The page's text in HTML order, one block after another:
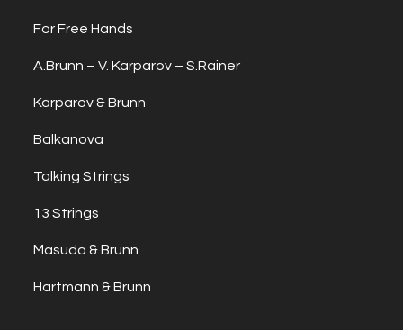
For Free Hands
A.Brunn – V. Karparov – S.Rainer
Karparov & Brunn
Balkanova
Talking Strings
13 Strings
Masuda & Brunn
Hartmann & Brunn